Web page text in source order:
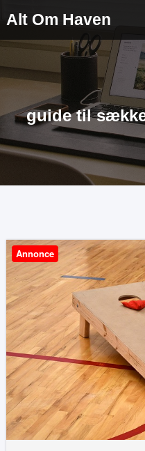
Alt Om Haven
guide til
Annonce